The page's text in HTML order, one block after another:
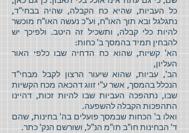
כל העביות, שהיא כח הקבלה, שהיה בבחי"ד,
נתגלגל ובא תוך האו"ח, וע"כ נעשה האו"ח מוכשר
להיות כלי קבלה, ותשכיל זה היטב. ולפיכך יש
להבחין תמיד בהמסך ב' כחות:
הא' קשיות, שהוא כח הדחיה שבו כלפי האור
העליון,
הב', עביות, שהוא שיעור הרצון לקבל מבחי"ד
הנכלל בהמסך, אשר ע"י זווג דהכאה מכח הקשיות
שבו, נתהפכה העביות שבו להיות זכות, דהיינו
התהפכות הקבלה להשפעה.
ואלו ב' הכחות שבמסך פועלים בה' בחינות, שהם
ד' הבחינות חו"ב תו"מ הנ"ל, ושורשם הנק' כתר.